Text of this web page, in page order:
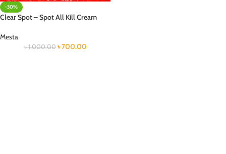
-30%
Clear Spot – Spot All Kill Cream
Mesta
৳1,000.00 ৳700.00